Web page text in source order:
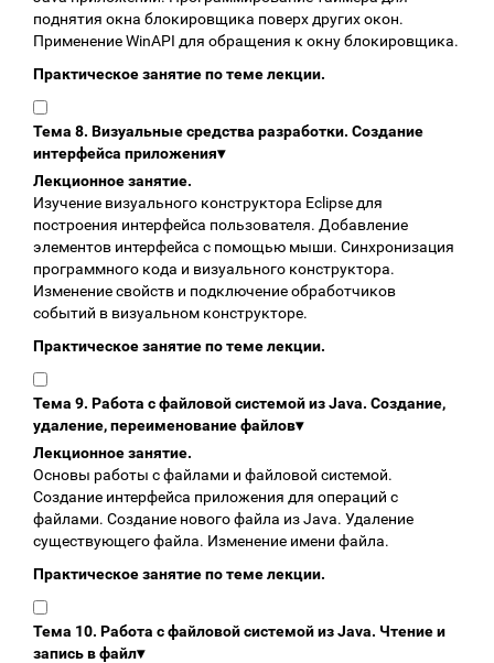
поднятия окна блокировщика поверх других окон.
Применение WinAPI для обращения к окну блокировщика.
Практическое занятие по теме лекции.
Тема 8. Визуальные средства разработки. Создание
интерфейса приложения▾
Лекционное занятие.
Изучение визуального конструктора Eclipse для
построения интерфейса пользователя. Добавление
элементов интерфейса с помощью мыши. Синхронизация
программного кода и визуального конструктора.
Изменение свойств и подключение обработчиков
событий в визуальном конструкторе.
Практическое занятие по теме лекции.
Тема 9. Работа с файловой системой из Java. Создание,
удаление, переименование файлов▾
Лекционное занятие.
Основы работы с файлами и файловой системой.
Создание интерфейса приложения для операций с
файлами. Создание нового файла из Java. Удаление
существующего файла. Изменение имени файла.
Практическое занятие по теме лекции.
Тема 10. Работа с файловой системой из Java. Чтение и
запись в файл▾